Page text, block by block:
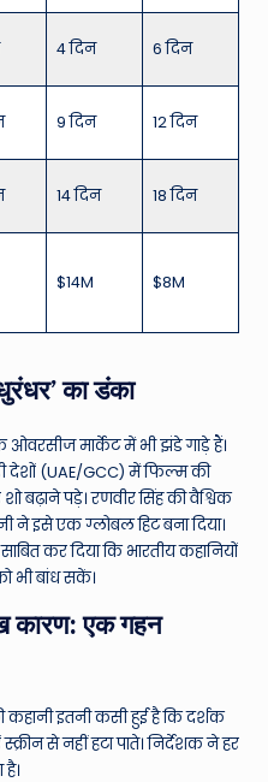
4 दिन 6 दिन
9 दिन 12 दिन
14 दिन 18 दिन
$14M $8M
का डंका
मार्केट में भी झंडे गाड़े हैं।
देशों (UAE/GCC) में फिल्म की
बढ़ाने पड़े। रणवीर सिंह की वैश्विक
इसे एक ग्लोबल हिट बना दिया।
कर दिया कि भारतीय कहानियों
भी बांध सकें।
कारण: एक गहन
इतनी कसी हुई है कि दर्शक
से नहीं हटा पाते। निर्देशक ने हर